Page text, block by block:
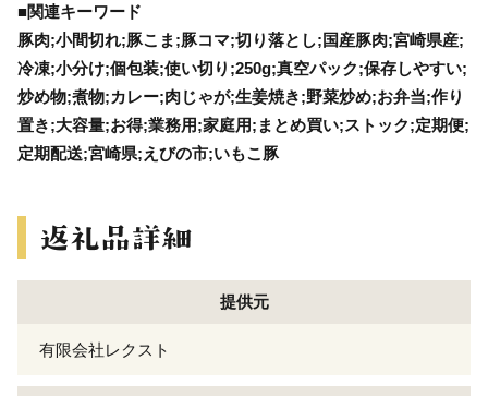
■関連キーワード
豚肉;小間切れ;豚こま;豚コマ;切り落とし;国産豚肉;宮崎県産;
冷凍;小分け;個包装;使い切り;250g;真空パック;保存しやすい;
炒め物;煮物;カレー;肉じゃが;生姜焼き;野菜炒め;お弁当;作り
置き;大容量;お得;業務用;家庭用;まとめ買い;ストック;定期便;
定期配送;宮崎県;えびの市;いもこ豚
提供元
有限会社レクスト